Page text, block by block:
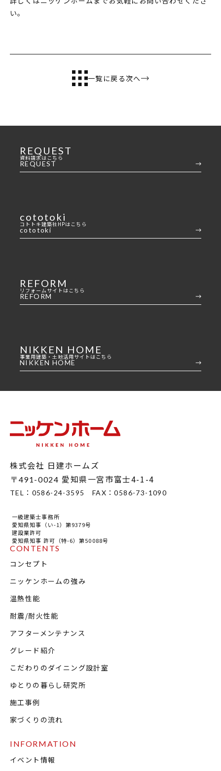
い。
一覧に戻る次へ
REQUEST
資料請求はこちら
REQUEST
cototoki
コトトキ建築社HPはこちら
cototoki
REFORM
リフォームサイトはこちら
REFORM
NIKKEN HOME
事業用建築・土地活用サイトはこちら
NIKKEN HOME
株式会社 日建ホームズ
〒 491-0024 愛知県一宮市富士4-1-4
TEL： 0586-24-3595 FAX：0586-73-1090
一級建築士事務所
愛知県知事（い-1）第9379号
建設業許可
愛知県知事 許可（特-6）第50088号
CONTENTS
コンセプト
ニッケンホームの強み
温熱性能
耐震/耐火性能
アフターメンテナンス
グレード紹介
こだわりのダイニング設計室
ゆとりの暮らし研究所
施工事例
家づくりの流れ
INFORMATION
イベント情報